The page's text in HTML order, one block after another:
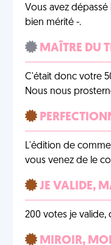
Vous avez dépassé
bien mérité -.
MAÎTRE DU
C'était donc votre
Nous nous
L'édition de
vous venez de le
JE VALIDE,
200 votes je valide,
MIROIR,